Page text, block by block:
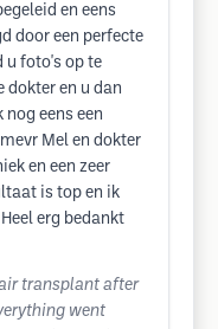
en eens
door een perfecte
u foto's op te
dokter en u dan
eens een
Mel en dokter
en een zeer
is top en ik
erg bedankt
transplant after
went